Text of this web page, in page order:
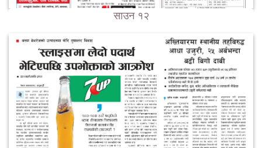
साउन १२